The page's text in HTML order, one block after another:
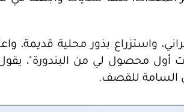
واستزراع بذور محلية قديمة،
أول محصول لي من البندورة"،
السامة للقصف.